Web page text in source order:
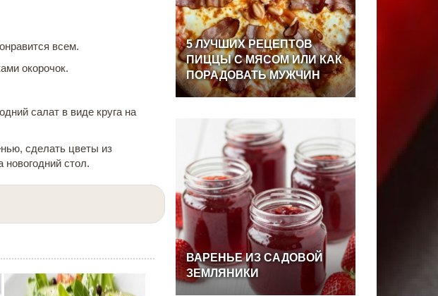
всем.
окорочок.
салат в виде круга на
сделать цветы из
новогодний стол.
5ЛУЧШИХРЕЦЕПТОВ
ПИЦЦЫСМЯСОМИЛИКАК
ПОРАДОВАТЬМУЖЧИН
ВАРЕНЬЕИЗ САДОВОЙ
ЗЕМЛЯНИКИ